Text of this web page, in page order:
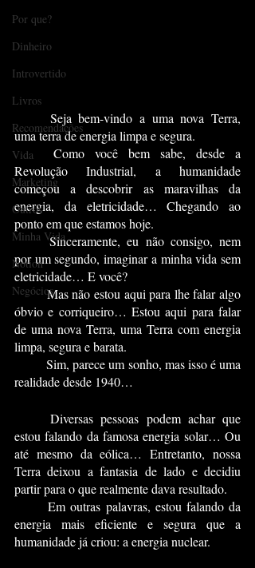
Por que?
Dinheiro
Introvertido
Livros
Recomendações
Vida
Marketing
Outros
Minha Vida
Notion
Negócios
uma terra de energia limpa e segura.
	Como você bem sabe, desde a
Revolução Industrial, a humanidade
começou a descobrir as maravilhas da
energia, da eletricidade… Chegando ao
ponto em que estamos hoje.
	Sinceramente, eu não consigo, nem
por um segundo, imaginar a minha vida sem
eletricidade… E você?
	Mas não estou aqui para lhe falar algo
óbvio e corriqueiro… Estou aqui para falar
de uma nova Terra, uma Terra com energia
limpa, segura e barata.
	Sim, parece um sonho, mas isso é uma
realidade desde 1940…
	Diversas pessoas podem achar que
estou falando da famosa energia solar… Ou
até mesmo da eólica… Entretanto, nossa
Terra deixou a fantasia de lado e decidiu
partir para o que realmente dava resultado.
	Em outras palavras, estou falando da
energia mais eficiente e segura que a
humanidade já criou: a energia nuclear.